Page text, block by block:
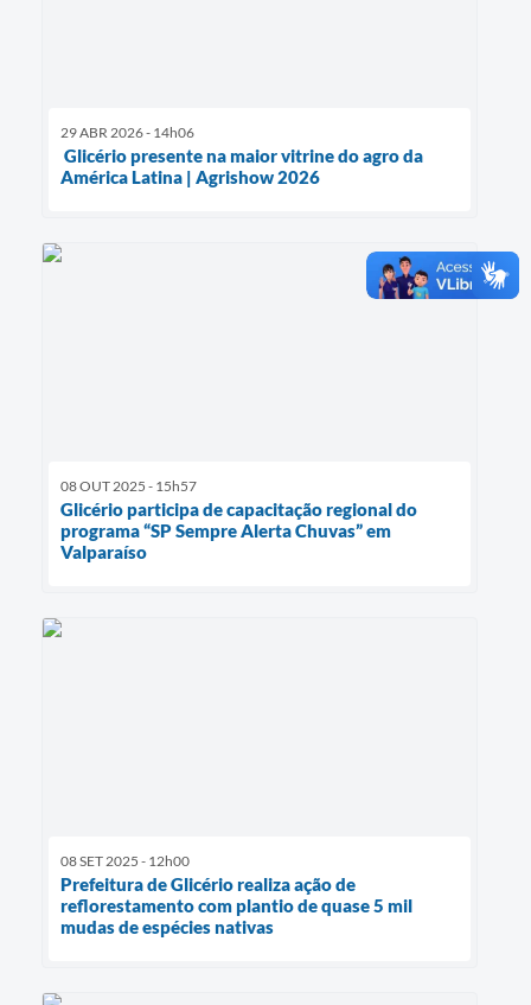
29 ABR 2026 - 14h06
Glicério presente na maior vitrine do agro da
América Latina | Agrishow 2026
08 OUT 2025 - 15h57
Glicério participa de capacitação regional do
programa “SP Sempre Alerta Chuvas” em
Valparaíso
08 SET 2025 - 12h00
Prefeitura de Glicério realiza ação de
reflorestamento com plantio de quase 5 mil
mudas de espécies nativas